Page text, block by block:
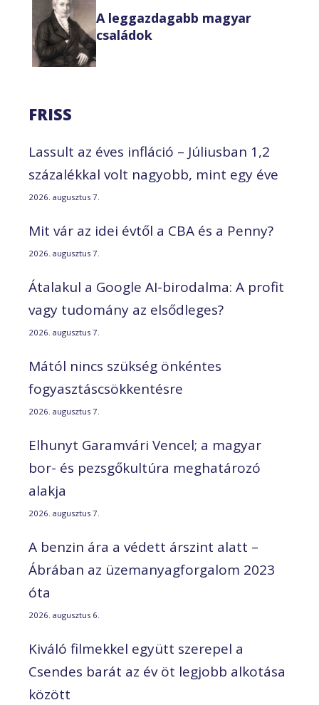
A leggazdagabb magyar
családok
FRISS
Lassult az éves infláció – Júliusban 1,2
százalékkal volt nagyobb, mint egy éve
2026. augusztus 7.
Mit vár az idei évtől a CBA és a Penny?
2026. augusztus 7.
Átalakul a Google AI-birodalma: A profit
vagy tudomány az elsődleges?
2026. augusztus 7.
Mától nincs szükség önkéntes
fogyasztáscsökkentésre
2026. augusztus 7.
Elhunyt Garamvári Vencel; a magyar
bor- és pezsgőkultúra meghatározó
alakja
2026. augusztus 7.
A benzin ára a védett árszint alatt –
Ábrában az üzemanyagforgalom 2023
óta
2026. augusztus 6.
Kiváló filmekkel együtt szerepel a
Csendes barát az év öt legjobb alkotása
között